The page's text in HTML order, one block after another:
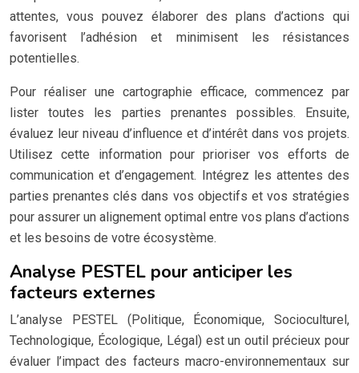
attentes, vous pouvez élaborer des plans d’actions qui
favorisent l’adhésion et minimisent les résistances
potentielles.
Pour réaliser une cartographie efficace, commencez par
lister toutes les parties prenantes possibles. Ensuite,
évaluez leur niveau d’influence et d’intérêt dans vos projets.
Utilisez cette information pour prioriser vos efforts de
communication et d’engagement. Intégrez les attentes des
parties prenantes clés dans vos objectifs et vos stratégies
pour assurer un alignement optimal entre vos plans d’actions
et les besoins de votre écosystème.
Analyse PESTEL pour anticiper les
facteurs externes
L’analyse PESTEL (Politique, Économique, Socioculturel,
Technologique, Écologique, Légal) est un outil précieux pour
évaluer l’impact des facteurs macro-environnementaux sur